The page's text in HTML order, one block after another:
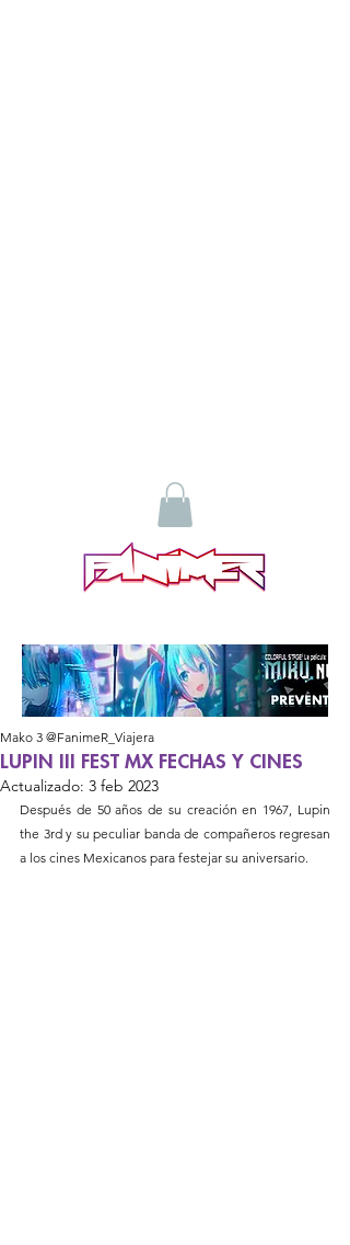
LUPIN III FEST MX FECHAS Y CINES
Mako 3 @FanimeR_Viajera
Actualizado: 3 feb 2023
Después de 50 años de su creación en 1967, Lupin
the 3rd y su peculiar banda de compañeros regresan
a los cines Mexicanos para festejar su aniversario.